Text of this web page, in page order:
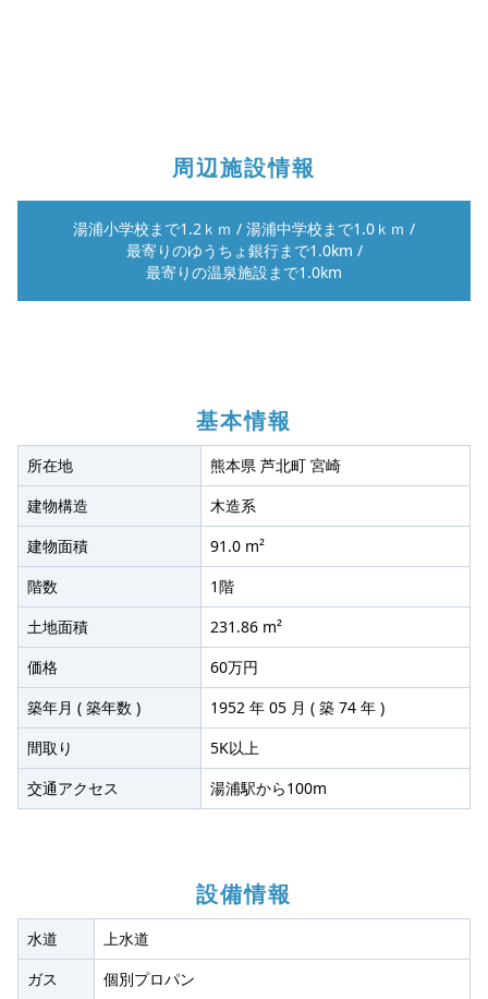
周辺施設情報
湯浦小学校まで1.2ｋｍ / 湯浦中学校まで1.0ｋｍ /
最寄りのゆうちょ銀行まで1.0km /
最寄りの温泉施設まで1.0km
基本情報
所在地
熊本県 芦北町 宮崎
建物構造
木造系
建物面積
91.0 m²
階数
1階
土地面積
231.86 m²
価格
60万円
築年月 ( 築年数 )
1952 年 05 月 ( 築 74 年 )
間取り
5K以上
交通アクセス
湯浦駅から100m
設備情報
水道
上水道
ガス
個別プロパン